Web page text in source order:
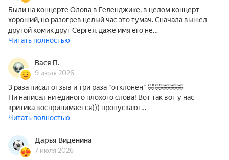
Были на концерте Олова в Геленджике, в целом концерт
хороший, но разогрев целый час это тумач. Сначала вышел
другой комик друг Сергея, даже имя его не…
Читать полностью
Вася П.
9 июля 2026
3 раза писал отзыв и три раза "отклонён" 🤣🤣🤣🤣🤣
Ни написал ни единого плохого слова! Вот так вот у нас
критика воспринимается))) пропускают…
Читать полностью
Дарья Виденина
7 июля 2026